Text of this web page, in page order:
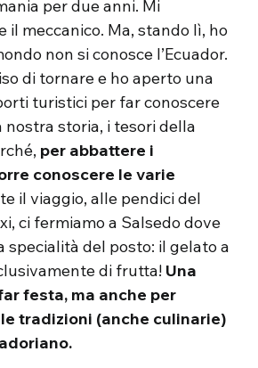
per due anni. Mi
il meccanico. Ma, stando lì, ho
non si conosce l’Ecuador.
di tornare e ho aperto una
turistici per far conoscere
nostra storia, i tesori della
per abbattere i
conoscere le varie
il viaggio, alle pendici del
ci fermiamo a Salsedo dove
specialità del posto: il gelato a
di frutta! Una
festa, ma anche per
tradizioni (anche culinarie)